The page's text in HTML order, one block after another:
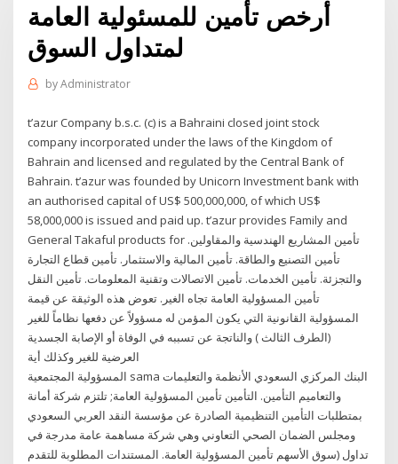
أرخص تأمين للمسئولية العامة
لمتداول السوق
byAdministrator
t’azur Company b.s.c. (c) is a Bahraini closed joint stock
company incorporated under the laws of the Kingdom of
Bahrain and licensed and regulated by the Central Bank of
Bahrain. t’azur was founded by Unicorn Investment bank with
an authorised capital of US$ 500,000,000, of which US$
58,000,000 is issued and paid up. t’azur provides Family and
General Takaful products for تأمين المشاريع الهندسية والمقاولين.
تأمين التصنيع والطاقة. تأمين المالية والاستثمار. تأمين قطاع التجارة
والتجزئة. تأمين الخدمات. تأمين الاتصالات وتقنية المعلومات. تأمين النقل
تأمين المسؤولية العامة تجاه الغير. تعوض هذه الوثيقة عن قيمة
المسؤولية القانونية التي يكون المؤمن له مسؤولاً عن دفعها نظاماً للغير
(الطرف الثالث ) والناتجة عن تسببه في الوفاة أو الإصابة الجسدية
العرضية للغير وكذلك أية
المسؤولية المجتمعية sama البنك المركزي السعودي الأنظمة والتعليمات
والتعاميم التأمين. التأمين تأمين المسؤولية العامة; تلتزم شركة أمانة
بمتطلبات التأمين التنظيمية الصادرة عن مؤسسة النقد العربي السعودي
ومجلس الضمان الصحي التعاوني وهي شركة مساهمة عامة مدرجة في
تداول (سوق الأسهم تأمين المسؤولية العامة. المستندات المطلوبة للتقدم